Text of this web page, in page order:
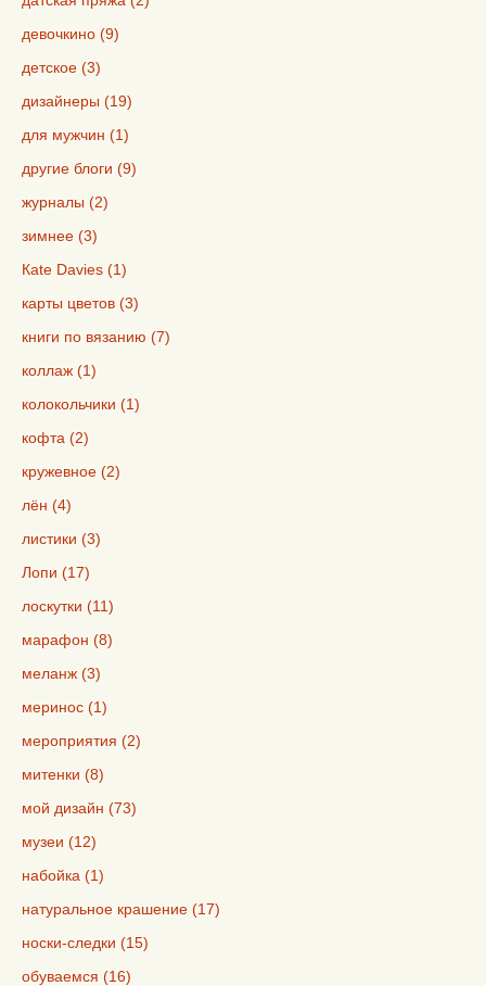
девочкино (9)
детское (3)
дизайнеры (19)
для мужчин (1)
другие блоги (9)
журналы (2)
зимнее (3)
Кate Davies (1)
карты цветов (3)
книги по вязанию (7)
коллаж (1)
колокольчики (1)
кофта (2)
кружевное (2)
лён (4)
листики (3)
Лопи (17)
лоскутки (11)
марафон (8)
меланж (3)
меринос (1)
мероприятия (2)
митенки (8)
мой дизайн (73)
музеи (12)
набойка (1)
натуральное крашение (17)
носки-следки (15)
обуваемся (16)